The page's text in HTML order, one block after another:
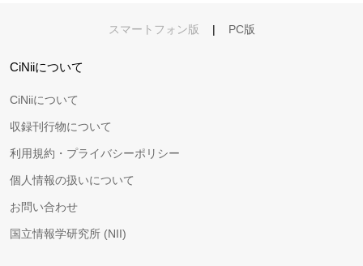
スマートフォン版 | PC版
CiNiiについて
CiNiiについて
収録刊行物について
利用規約・プライバシーポリシー
個人情報の扱いについて
お問い合わせ
国立情報学研究所 (NII)